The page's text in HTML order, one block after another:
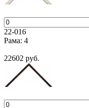
22-016
Рама: 4
22602 руб.